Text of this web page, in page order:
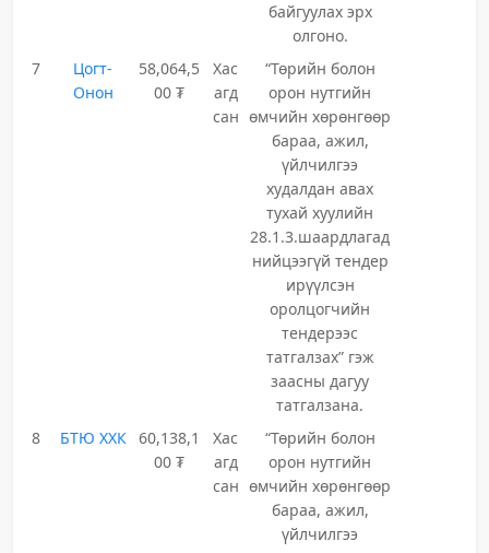
байгуулах эрх
олгоно.
7
Цогт-
Онон
58,064,5
00 ₮
Хас
агд
сан
“Төрийн болон
орон нутгийн
өмчийн хөрөнгөөр
бараа, ажил,
үйлчилгээ
худалдан авах
тухай хуулийн
28.1.3.шаардлагад
нийцээгүй тендер
ирүүлсэн
оролцогчийн
тендерээс
татгалзах” гэж
заасны дагуу
татгалзана.
8
БТЮ ХХК 60,138,1
00 ₮
Хас
агд
сан
“Төрийн болон
орон нутгийн
өмчийн хөрөнгөөр
бараа, ажил,
үйлчилгээ